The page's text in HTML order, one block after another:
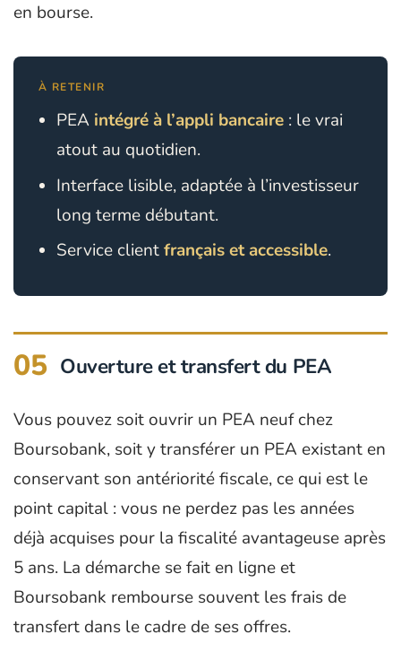
en bourse.
À RETENIR
PEA intégré à l’appli bancaire : le vrai
atout au quotidien.
Interface lisible, adaptée à l’investisseur
long terme débutant.
Service clientfrançais et accessible.
05 Ouverture et transfert du PEA
Vous pouvez soit ouvrir un PEA neuf chez
Boursobank, soit y transférer un PEA existant en
conservant son antériorité fiscale, ce qui est le
point capital : vous ne perdez pas les années
déjà acquises pour la fiscalité avantageuse après
5 ans. La démarche se fait en ligne et
Boursobank rembourse souvent les frais de
transfert dans le cadre de ses offres.